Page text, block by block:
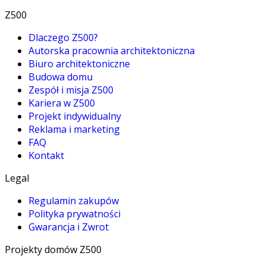
Z500
Dlaczego Z500?
Autorska pracownia architektoniczna
Biuro architektoniczne
Budowa domu
Zespół i misja Z500
Kariera w Z500
Projekt indywidualny
Reklama i marketing
FAQ
Kontakt
Legal
Regulamin zakupów
Polityka prywatności
Gwarancja i Zwrot
Projekty domów Z500